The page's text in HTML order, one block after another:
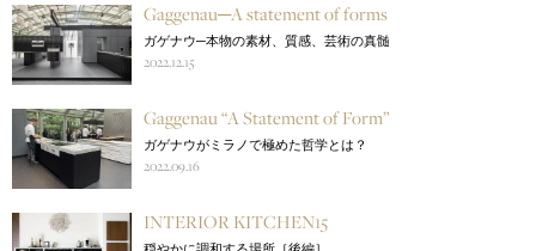
Gaggenau─A statement of forms
ガゲナウ─本物の素材、質感、芸術の真髄
2022.12.15
Gaggenau “A Statement of Form”
ガゲナウがミラノで極めた哲学とは？
2022.09.16
INTERIOR KITCHEN15